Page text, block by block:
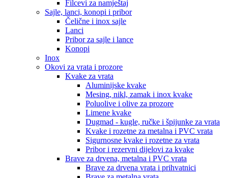
Filcevi za namještaj
Sajle, lanci, konopi i pribor
Čelične i inox sajle
Lanci
Pribor za sajle i lance
Konopi
Inox
Okovi za vrata i prozore
Kvake za vrata
Aluminijske kvake
Mesing, nikl, zamak i inox kvake
Poluolive i olive za prozore
Limene kvake
Dugmad - kugle, ručke i špijunke za vrata
Kvake i rozetne za metalna i PVC vrata
Sigurnosne kvake i rozetne za vrata
Pribor i rezervni dijelovi za kvake
Brave za drvena, metalna i PVC vrata
Brave za drvena vrata i prihvatnici